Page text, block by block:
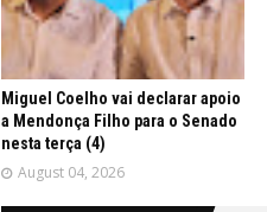
Miguel Coelho vai declarar apoio
a Mendonça Filho para o Senado
nesta terça (4)
August 04, 2026